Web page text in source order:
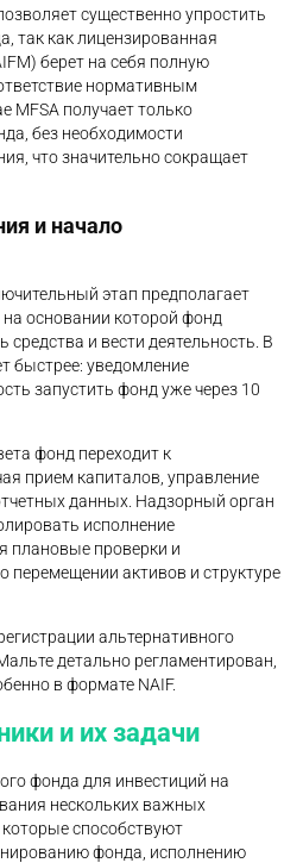
существенно упростить
так как лицензированная
берет на себя полную
нормативным
MFSA получает только
без необходимости
что значительно сокращает
и начало
этап предполагает
основании которой фонд
средства и вести деятельность. В
быстрее: уведомление
запустить фонд уже через 10
фонд переходит к
прием капиталов, управление
данных. Надзорный орган
исполнение
плановые проверки и
активов и структуре
альтернативного
детально регламентирован,
в формате NAIF.
и их задачи
фонда для инвестиций на
нескольких важных
способствуют
фонда, исполнению